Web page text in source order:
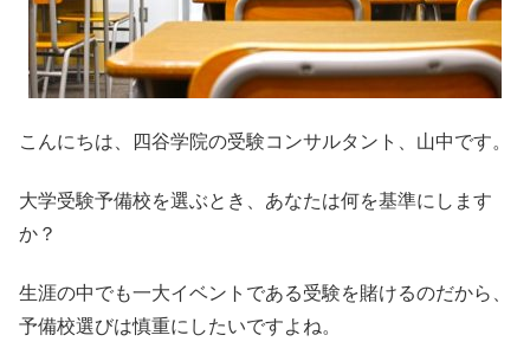
こんにちは、四谷学院の受験コンサルタント、山中です。
大学受験予備校を選ぶとき、あなたは何を基準にします
か？
生涯の中でも一大イベントである受験を賭けるのだから、
予備校選びは慎重にしたいですよね。